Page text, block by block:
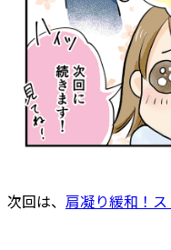
次回は、 肩凝り緩和！